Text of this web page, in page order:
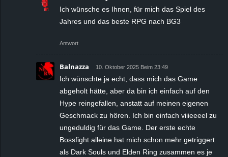
Ich wünsche es Ihnen, für mich das Spiel des
Jahres und das beste RPG nach BG3
Antwort
Balnazza 10. Oktober 2025 Beim 23:49
Ich wünschte ja echt, dass mich das Game
abgeholt hätte, aber da bin ich einfach auf den
Hype reingefallen, anstatt auf meinen eigenen
Geschmack zu hören. Ich bin einfach viiieeeel zu
ungeduldig für das Game. Der erste echte
Bossfight alleine hat mich schon mehr getriggert
als Dark Souls und Elden Ring zusammen es je